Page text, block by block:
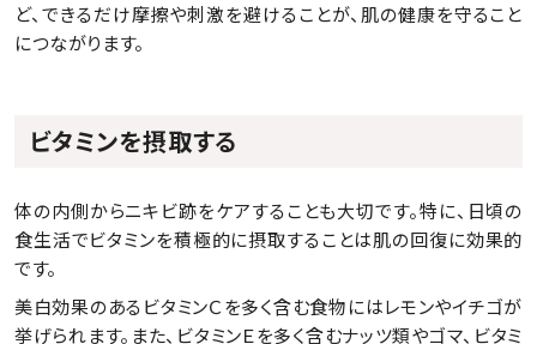
ど、できるだけ摩擦や刺激を避けることが、肌の健康を守ること
につながります。
ビタミンを摂取する
体の内側からニキビ跡をケアすることも大切です。特に、日頃の
食生活でビタミンを積極的に摂取することは肌の回復に効果的
です。
美白効果のあるビタミンＣを多く含む食物にはレモンやイチゴが
挙げられます。また、ビタミンＥを多く含むナッツ類やゴマ、ビタミ